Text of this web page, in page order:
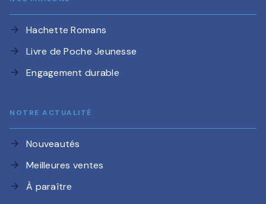
arrow_forward Hachette Romans
arrow_forward Livre de Poche Jeunesse
arrow_forward Engagement durable
NOTRE ACTUALITÉ
arrow_forward Nouveautés
arrow_forward Meilleures ventes
arrow_forward À paraître